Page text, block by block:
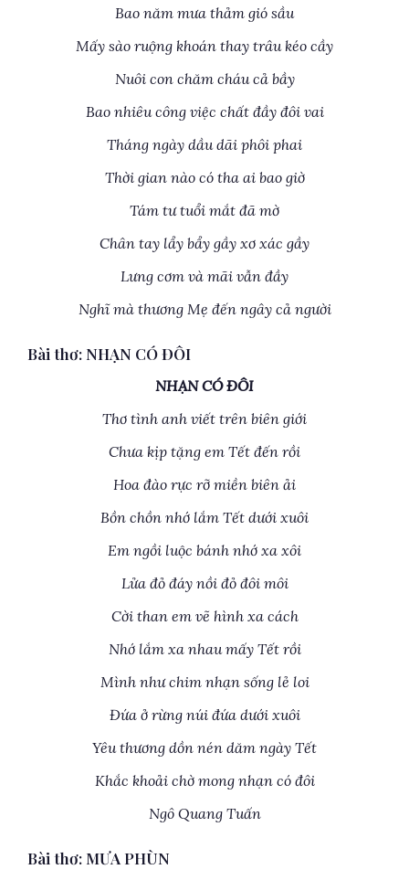
Bao năm mưa thảm gió sầu
Mấy sào ruộng khoán thay trâu kéo cầy
Nuôi con chăm cháu cả bầy
Bao nhiêu công việc chất đầy đôi vai
Tháng ngày dầu dãi phôi phai
Thời gian nào có tha ai bao giờ
Tám tư tuổi mắt đã mờ
Chân tay lẩy bẩy gầy xơ xác gầy
Lưng cơm và mãi vẫn đầy
Nghĩ mà thương Mẹ đến ngây cả người
Bài thơ: NHẠN CÓ ĐÔI
NHẠN CÓ ĐÔI
Thơ tình anh viết trên biên giới
Chưa kịp tặng em Tết đến rồi
Hoa đào rực rỡ miền biên ải
Bồn chồn nhớ lắm Tết dưới xuôi
Em ngồi luộc bánh nhớ xa xôi
Lửa đỏ đáy nồi đỏ đôi môi
Cời than em vẽ hình xa cách
Nhớ lắm xa nhau mấy Tết rồi
Mình như chim nhạn sống lẻ loi
Đứa ở rừng núi đứa dưới xuôi
Yêu thương dồn nén dăm ngày Tết
Khắc khoải chờ mong nhạn có đôi
Ngô Quang Tuấn
Bài thơ: MƯA PHÙN